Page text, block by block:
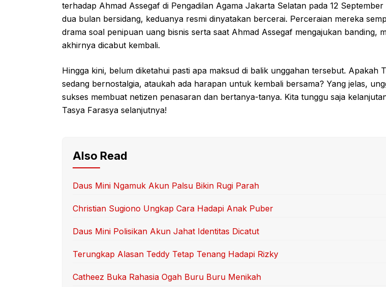
terhadap Ahmad Assegaf di Pengadilan Agama Jakarta Selatan pada 12 September
dua bulan bersidang, keduanya resmi dinyatakan bercerai. Perceraian mereka
drama soal penipuan uang bisnis serta saat Ahmad Assegaf mengajukan banding,
akhirnya dicabut kembali.
Hingga kini, belum diketahui pasti apa maksud di balik unggahan tersebut. Apakah
sedang bernostalgia, ataukah ada harapan untuk kembali bersama? Yang jelas,
sukses membuat netizen penasaran dan bertanya-tanya. Kita tunggu saja
Tasya Farasya selanjutnya!
Also Read
Daus Mini Ngamuk Akun Palsu Bikin Rugi Parah
Christian Sugiono Ungkap Cara Hadapi Anak Puber
Daus Mini Polisikan Akun Jahat Identitas Dicatut
Terungkap Alasan Teddy Tetap Tenang Hadapi Rizky
Catheez Buka Rahasia Ogah Buru Buru Menikah